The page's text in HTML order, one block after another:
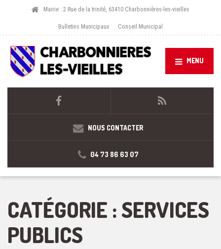
Mairie : 2 Rue de la trinité, 63410 Charbonnières-les-vieilles
Bulletins Municipaux Conseil Municipal
MENU
NOUS CONTACTER
04 73 86 63 07
CATÉGORIE : SERVICES
PUBLICS